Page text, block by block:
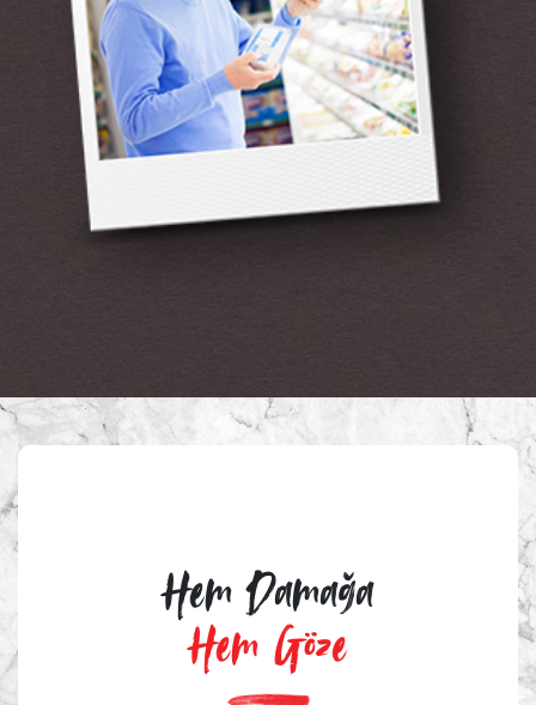
Hem Damağa
Hem Göze